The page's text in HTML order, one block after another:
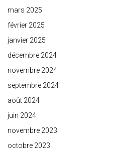
mars 2025
février 2025
janvier 2025
décembre 2024
novembre 2024
septembre 2024
août 2024
juin 2024
novembre 2023
octobre 2023